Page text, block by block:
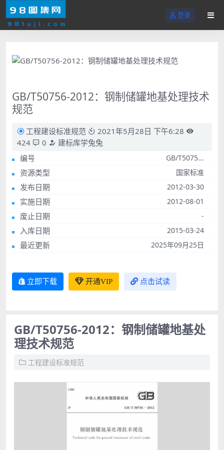
登录
GB/T50756-2012：钢制储罐地基处理技术
规范
工程建设标准规范
2021年5月28日 下午6:28
424
0
建标库学兔兔
编号
GB/T5075...
资源类型 国家标准
发布日期 2012-03-30
实施日期 2012-08-01
废止日期 -
入库日期 2015-03-24
最近更新 2025年09月25日
立即下载 开通VIP 点击试读
GB/T50756-2012：钢制储罐地基处
理技术规范
工程建设标准规范